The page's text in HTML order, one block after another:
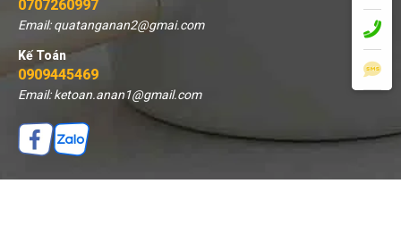
0707260997
Email: quatanganan2@gmai.com
Kế Toán
0909445469
Email: ketoan.anan1@gmail.com